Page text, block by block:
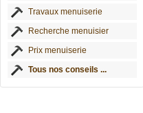
Travaux menuiserie
Recherche menuisier
Prix menuiserie
Tous nos conseils ...